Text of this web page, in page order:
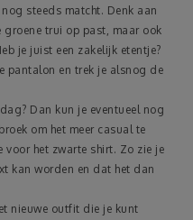
steeds matcht. Denk aan
groene trui op past, maar ook
je juist een zakelijk etentje?
pantalon en trek je alsnog de
Dan kun je eventueel nog
om het meer casual te
het zwarte shirt. Zo zie je
kan worden en dat het dan
nieuwe outfit die je kunt